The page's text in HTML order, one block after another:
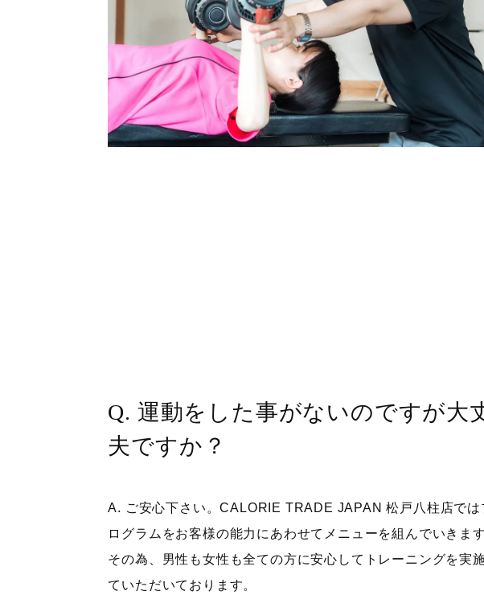
Q. 運動をした事がないのですが大
夫ですか？
A. ご安心下さい。CALORIE TRADE JAPAN 松戸八柱店では
ログラムをお客様の能力にあわせてメニューを組んでいきます
その為、男性も女性も全ての方に安心してトレーニングを実
ていただいております。